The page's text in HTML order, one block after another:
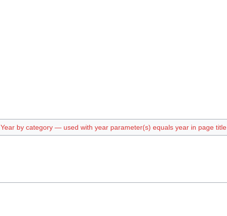
Year by category — used with year parameter(s) equals year in page title